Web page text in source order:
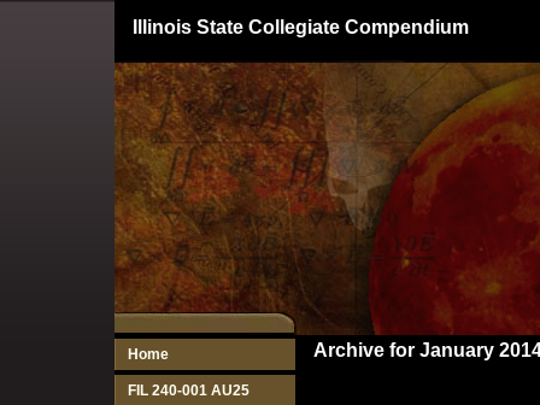
Illinois State Collegiate Compendium
Home
FIL 240-001 AU25
Archive for January